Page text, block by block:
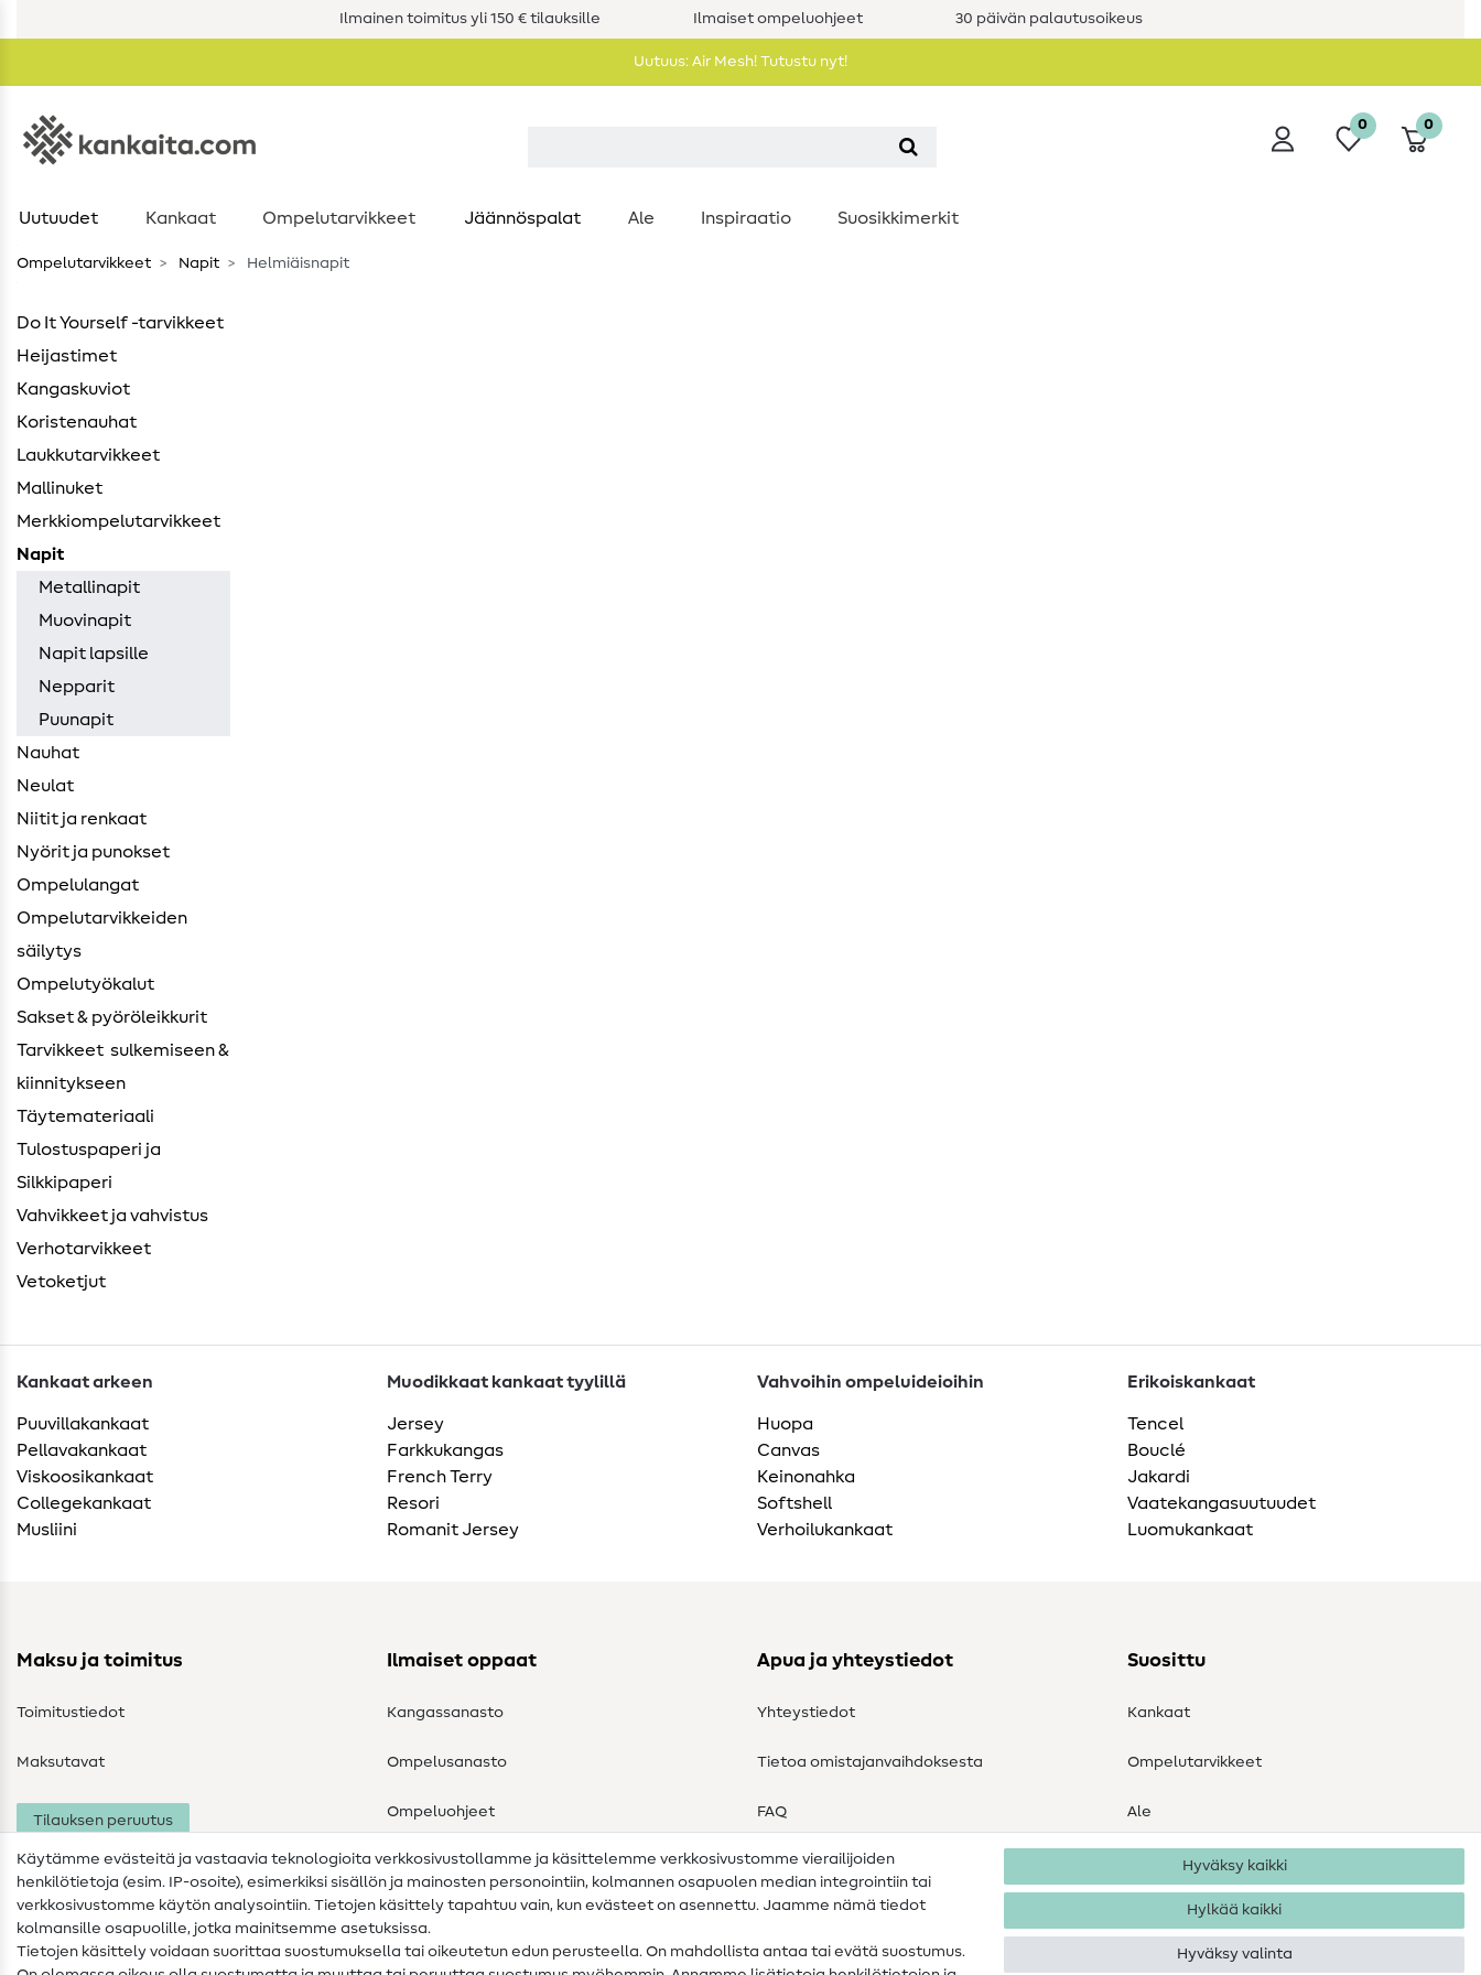
Ilmainen toimitus yli 150 € tilauksille Ilmaiset ompeluohjeet 30 päivän palautusoikeus
Uutuus: Air Mesh! Tutustu nyt!
0 0
Uutuudet Kankaat Ompelutarvikkeet Jäännöspalat Ale Inspiraatio Suosikkimerkit
Ompelutarvikkeet Napit Helmiäisnapit
Do It Yourself -tarvikkeet
Heijastimet
Kangaskuviot
Koristenauhat
Laukkutarvikkeet
Mallinuket
Merkkiompelutarvikkeet
Napit
Metallinapit
Muovinapit
Napit lapsille
Nepparit
Puunapit
Nauhat
Neulat
Niitit ja renkaat
Nyörit ja punokset
Ompelulangat
Ompelutarvikkeiden ​
säilytys
Ompelutyökalut
Sakset & pyöröleikkurit
Tarvikkeet ​ sulkemiseen &
kiinnitykseen
Täytemateriaali
Tulostuspaperi ja
Silkkipaperi
Vahvikkeet ja vahvistus
Verhotarvikkeet
Vetoketjut
Kankaat arkeen
Puuvillakankaat
Pellavakankaat
Viskoosikankaat
Collegekankaat
Musliini
Muodikkaat kankaat tyylillä
Jersey
Farkkukangas
French Terry
Resori
Romanit Jersey
Vahvoihin ompeluideioihin
Huopa
Canvas
Keinonahka
Softshell
Verhoilukankaat
Erikoiskankaat
Tencel
Bouclé
Jakardi
Vaatekangasuutuudet
Luomukankaat
Maksu ja toimitus
Toimitustiedot
Maksutavat
Tilauksen peruutus
Ilmaiset oppaat
Kangassanasto
Ompelusanasto
Ompeluohjeet
Apua ja yhteystiedot
Yhteystiedot
Tietoa omistajanvaihdoksesta
FAQ
Peruutusoikeus
Suosittu
Kankaat
Ompelutarvikkeet
Ale
Käytämme evästeitä ja vastaavia teknologioita verkkosivustollamme ja käsittelemme verkkosivustomme vierailijoiden
henkilötietoja (esim. IP-osoite), esimerkiksi sisällön ja mainosten personointiin, kolmannen osapuolen median integrointiin tai
verkkosivustomme käytön analysointiin. Tietojen käsittely tapahtuu vain, kun evästeet on asennettu. Jaamme nämä tiedot
kolmansille osapuolille, jotka mainitsemme asetuksissa.
Tietojen käsittely voidaan suorittaa suostumuksella tai oikeutetun edun perusteella. On mahdollista antaa tai evätä suostumus.
Hyväksy kaikki
Hylkää kaikki
Hyväksy valinta